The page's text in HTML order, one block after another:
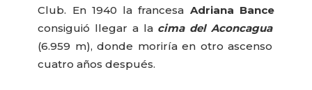
Club. En 1940 la francesa Adriana Bance
consiguió llegar a lacima del Aconcagua
(6.959 m), donde moriría en otro ascenso
cuatro años después.